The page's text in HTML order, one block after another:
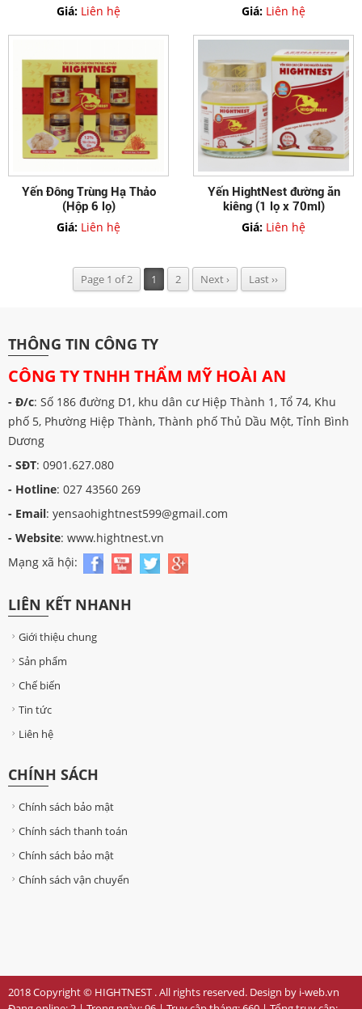
Giá: Liên hệ Giá: Liên hệ
Yến Đông Trùng Hạ Thảo
(Hộp 6 lọ)
Giá: Liên hệ
Yến HightNest đường ăn
kiêng (1 lọ x 70ml)
Giá: Liên hệ
Page 1 of 2 1 2 Next › Last ››
THÔNG TIN CÔNG TY
CÔNG TY TNHH THẨM MỸ HOÀI AN
- Đ/c: Số 186 đường D1, khu dân cư Hiệp Thành 1, Tổ 74, Khu
phố 5, Phường Hiệp Thành, Thành phố Thủ Dầu Một, Tỉnh Bình
Dương
- SĐT: 0901.627.080
- Hotline: 027 43560 269
- Email: yensaohightnest599@gmail.com
- Website: www.hightnest.vn
Mạng xã hội:
LIÊN KẾT NHANH
Giới thiệu chung
Sản phẩm
Chế biến
Tin tức
Liên hệ
CHÍNH SÁCH
Chính sách bảo mật
Chính sách thanh toán
Chính sách bảo mật
Chính sách vận chuyển
2018 Copyright © HIGHTNEST . All rights reserved. Design by i-web.vn